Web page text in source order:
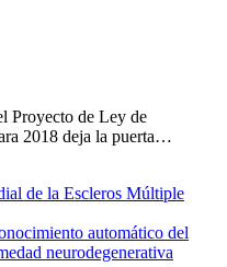
Proyecto de Ley de
2018 deja la puerta…
automático del
neurodegenerativa